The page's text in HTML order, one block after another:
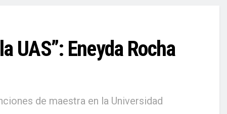
UAS”: Eneyda Rocha
de maestra en la Universidad